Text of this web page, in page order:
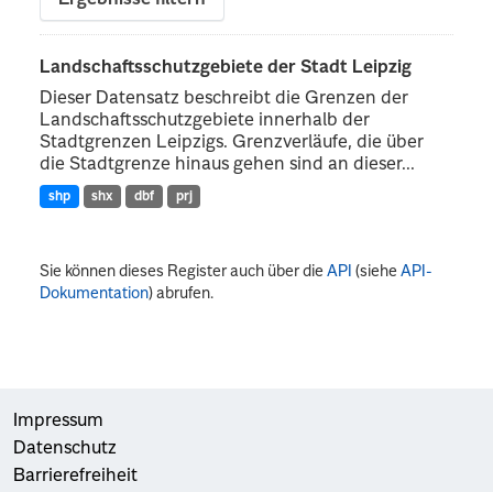
Landschaftsschutzgebiete der Stadt Leipzig
Dieser Datensatz beschreibt die Grenzen der
Landschaftsschutzgebiete innerhalb der
Stadtgrenzen Leipzigs. Grenzverläufe, die über
die Stadtgrenze hinaus gehen sind an dieser...
shp shx dbf prj
Sie können dieses Register auch über dieAPI (sieheAPI-
Dokumentation) abrufen.
Impressum
Datenschutz
Barrierefreiheit